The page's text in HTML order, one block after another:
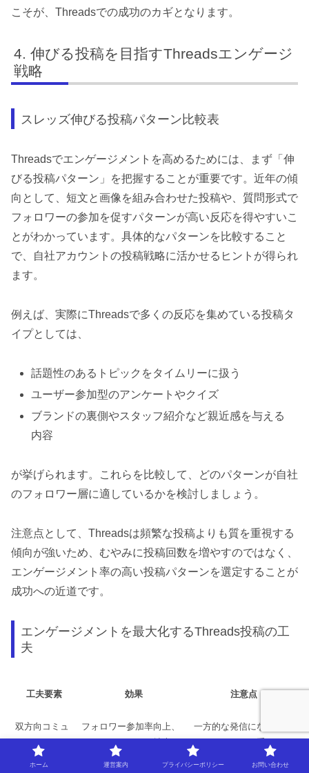
こそが、Threadsでの成功のカギとなります。
伸びる投稿を目指すThreadsエンゲージ
戦略
スレッズ伸びる投稿パターン比較表
Threadsでエンゲージメントを高めるためには、まず「伸
びる投稿パターン」を把握することが重要です。近年の傾
向として、短文と画像を組み合わせた投稿や、質問形式で
フォロワーの参加を促すパターンが高い反応を得やすいこ
とがわかっています。具体的なパターンを比較すること
で、自社アカウントの投稿戦略に活かせるヒントが得られ
ます。
例えば、実際にThreadsで多くの反応を集めている投稿タ
イプとしては、
話題性のあるトピックをタイムリーに扱う
ユーザー参加型のアンケートやクイズ
ブランドの裏側やスタッフ紹介など親近感を与える
内容
が挙げられます。これらを比較して、どのパターンが自社
のフォロワー層に適しているかを検討しましょう。
注意点として、Threadsは頻繁な投稿よりも質を重視する
傾向が強いため、むやみに投稿回数を増やすのではなく、
エンゲージメント率の高い投稿パターンを選定することが
成功への近道です。
エンゲージメントを最大化するThreads投稿の工
夫
工夫要素 効果 注意点
双方向コミュ
ニケーション
フォロワー参加率向上、
コメント・シェア拡大
一方的な発信にならない
ようバランスが重要
ホーム 運営案内 プライバシーポリシー お問い合わせ